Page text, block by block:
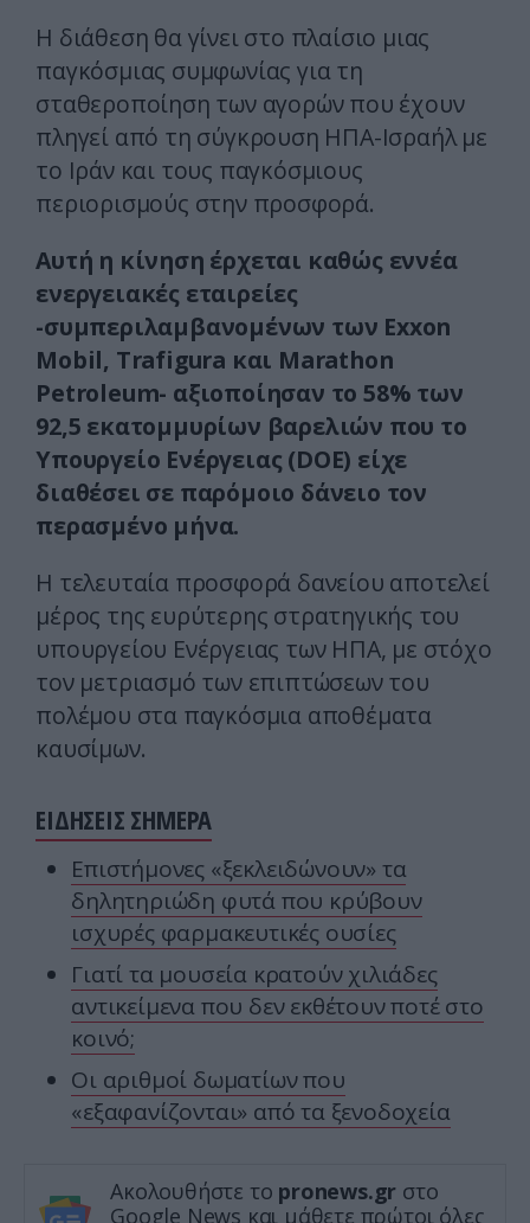
Η διάθεση θα γίνει στο πλαίσιο μιας
παγκόσμιας συμφωνίας για τη
σταθεροποίηση των αγορών που έχουν
πληγεί από τη σύγκρουση ΗΠΑ-Ισραήλ με
το Ιράν και τους παγκόσμιους
περιορισμούς στην προσφορά.
Αυτή η κίνηση έρχεται καθώς εννέα
ενεργειακές εταιρείες
-συμπεριλαμβανομένων των Exxon
Mobil, Trafigura και Marathon
Petroleum- αξιοποίησαν το 58% των
92,5 εκατομμυρίων βαρελιών που το
Υπουργείο Ενέργειας (DOE) είχε
διαθέσει σε παρόμοιο δάνειο τον
περασμένο μήνα.
Η τελευταία προσφορά δανείου αποτελεί
μέρος της ευρύτερης στρατηγικής του
υπουργείου Ενέργειας των ΗΠΑ, με στόχο
τον μετριασμό των επιπτώσεων του
πολέμου στα παγκόσμια αποθέματα
καυσίμων.
ΕΙΔΗΣΕΙΣ ΣΗΜΕΡΑ
Επιστήμονες «ξεκλειδώνουν» τα
δηλητηριώδη φυτά που κρύβουν
ισχυρές φαρμακευτικές ουσίες
Γιατί τα μουσεία κρατούν χιλιάδες
αντικείμενα που δεν εκθέτουν ποτέ στο
κοινό;
Οι αριθμοί δωματίων που
«εξαφανίζονται» από τα ξενοδοχεία
Ακολουθήστε το pronews.gr στο
Google News και μάθετε πρώτοι όλες